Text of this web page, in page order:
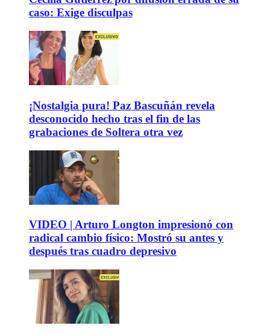
caso: Exige disculpas
¡Nostalgia pura! Paz Bascuñán revela
desconocido hecho tras el fin de las
grabaciones de Soltera otra vez
VIDEO | Arturo Longton impresionó con
radical cambio físico: Mostró su antes y
después tras cuadro depresivo